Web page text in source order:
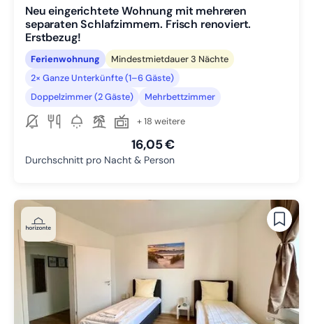
Neu eingerichtete Wohnung mit mehreren
separaten Schlafzimmern. Frisch renoviert.
Erstbezug!
Ferienwohnung
Mindestmietdauer 3 Nächte
2× Ganze Unterkünfte (1–6 Gäste)
Doppelzimmer (2 Gäste)
Mehrbettzimmer
+ 18 weitere
16,05 €
Durchschnitt pro Nacht & Person